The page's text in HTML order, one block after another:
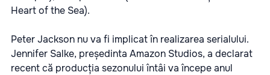
Heart of the Sea).
Peter Jackson nu va fi implicat în realizarea serialului.
Jennifer Salke, președinta Amazon Studios, a declarat
recent că producția sezonului întâi va începe anul